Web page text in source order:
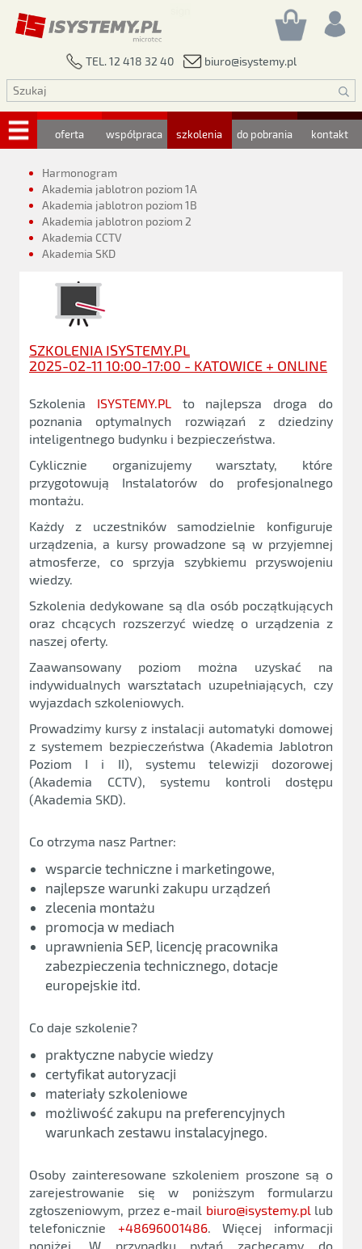
TEL. 12 418 32 40 biuro@isystemy.pl
oferta współpraca szkolenia do pobrania kontakt
Harmonogram
Akademia jablotron poziom 1A
Akademia jablotron poziom 1B
Akademia jablotron poziom 2
Akademia CCTV
Akademia SKD
SZKOLENIA ISYSTEMY.PL
2025-02-11 10:00-17:00 - KATOWICE + ONLINE
Szkolenia ISYSTEMY.PLto najlepsza droga do
poznania optymalnych rozwiązań z dziedziny
inteligentnego budynku i bezpieczeństwa.
Cyklicznie organizujemy warsztaty, które
przygotowują Instalatorów do profesjonalnego
montażu.
Każdy z uczestników samodzielnie konfiguruje
urządzenia, a kursy prowadzone są w przyjemnej
atmosferze, co sprzyja szybkiemu przyswojeniu
wiedzy.
Szkolenia dedykowane są dla osób początkujących
oraz chcących rozszerzyć wiedzę o urządzenia z
naszej oferty.
Zaawansowany poziom można uzyskać na
indywidualnych warsztatach uzupełniających, czy
wyjazdach szkoleniowych.
Prowadzimy kursy z instalacji automatyki domowej
z systemem bezpieczeństwa (Akademia Jablotron
Poziom I i II), systemu telewizji dozorowej
(Akademia CCTV), systemu kontroli dostępu
(Akademia SKD).
Co otrzyma nasz Partner:
wsparcie techniczne i marketingowe,
najlepsze warunki zakupu urządzeń
zlecenia montażu
promocja w mediach
uprawnienia SEP, licencję pracownika
zabezpieczenia technicznego, dotacje
europejskie itd.
Co daje szkolenie?
praktyczne nabycie wiedzy
certyfikat autoryzacji
materiały szkoleniowe
możliwość zakupu na preferencyjnych
warunkach zestawu instalacyjnego.
Osoby zainteresowane szkoleniem proszone są o
zarejestrowanie się w poniższym formularzu
zgłoszeniowym, przez e-mail biuro@isystemy.pllub
telefonicznie +48696001486. Więcej informacji
poniżej. W przypadku pytań zachęcamy do